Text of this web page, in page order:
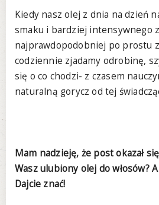
Kiedy nasz olej z dnia na dzień
smaku i bardziej intensywnego
najprawdopodobniej po prostu
codziennie zjadamy odrobinę,
się o co chodzi- z czasem
naturalną gorycz od tej
Mam nadzieję, że post okazał
Wasz ulubiony olej do włosów?
Dajcie znać!